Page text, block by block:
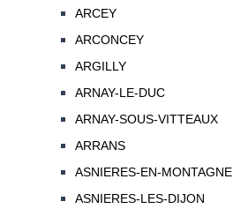
ARCEY
ARCONCEY
ARGILLY
ARNAY-LE-DUC
ARNAY-SOUS-VITTEAUX
ARRANS
ASNIERES-EN-MONTAGNE
ASNIERES-LES-DIJON